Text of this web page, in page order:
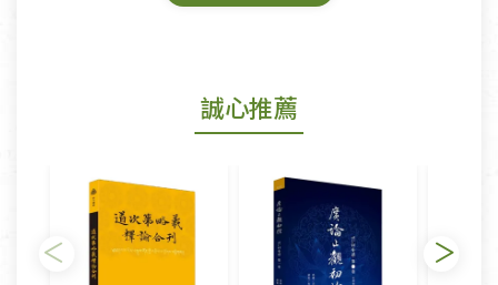
鑑賞期商品說明：
若您購買的商品有下列「不適用七天鑑賞期商品」情
形者，除商品瑕疵以外，恕不接受退換貨.
日)的服務，原則上若商品未經使用或被汙損(除商品
瑕疵)，一般皆可申請退換貨。
誠心推薦